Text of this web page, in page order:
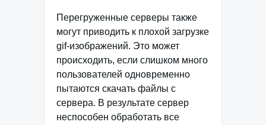
Перегруженные серверы также
могут приводить к плохой загрузке
gif-изображений. Это может
происходить, если слишком много
пользователей одновременно
пытаются скачать файлы с
сервера. В результате сервер
неспособен обработать все